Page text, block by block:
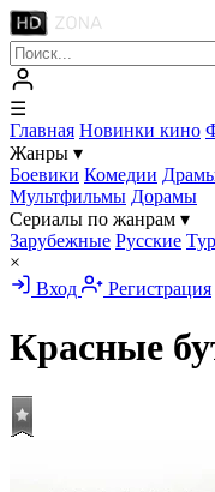
☰
Главная Новинки кино
Жанры ▾
Боевики Комедии
Мультфильмы Дорамы
Сериалы по жанрам ▾
Зарубежные Русские
×
Вход
Регистрация
Красные